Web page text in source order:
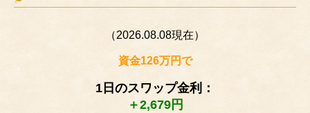
（2026.08.08現在）
資金126万円で
1日のスワップ金利：
＋2,679円